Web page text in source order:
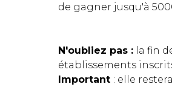
de gagner jusqu'à
N'oubliez pas : la fin
établissements
Important : elle